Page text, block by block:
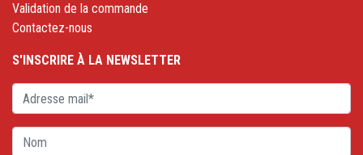
Validation de la commande
Contactez-nous
S'INSCRIRE À LA NEWSLETTER